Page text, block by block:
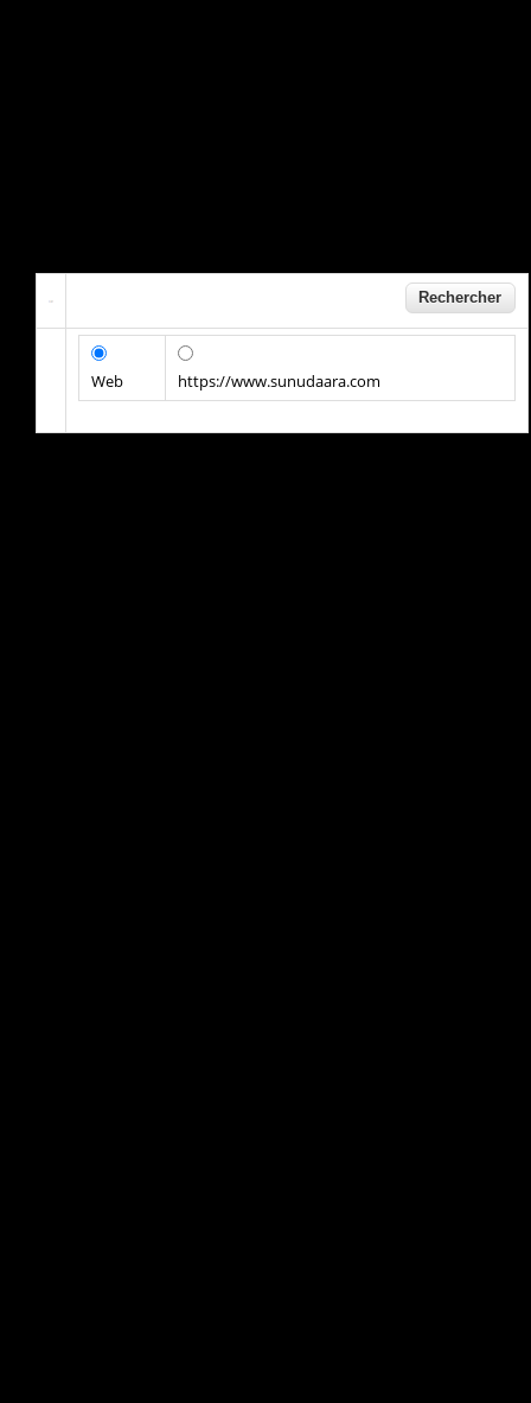
Web https://www.sunudaara.com